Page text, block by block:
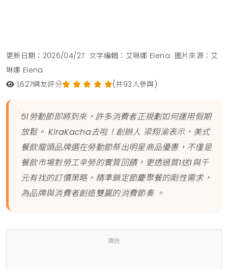
更新日期：2026/04/27 文字編輯：艾琳娜 Elena 圖片來源：艾
琳娜 Elena
1,627網友評分 (共93人參與)
51勞動節即將到來，許多消費者正規劃如何運用假期
放鬆。 KiraKacha去啦！創辦人 梁翔渝表示，美式
餐飲龍頭品牌選在勞動節祭出明星商品優惠，不僅是
餐飲市場對勞工辛勞的實質回饋，更透過買1送1與千
元有找的訂價策略，精準鎖定節慶聚餐的剛性需求，
為品牌與消費者創造雙贏的消費節奏 。
廣告